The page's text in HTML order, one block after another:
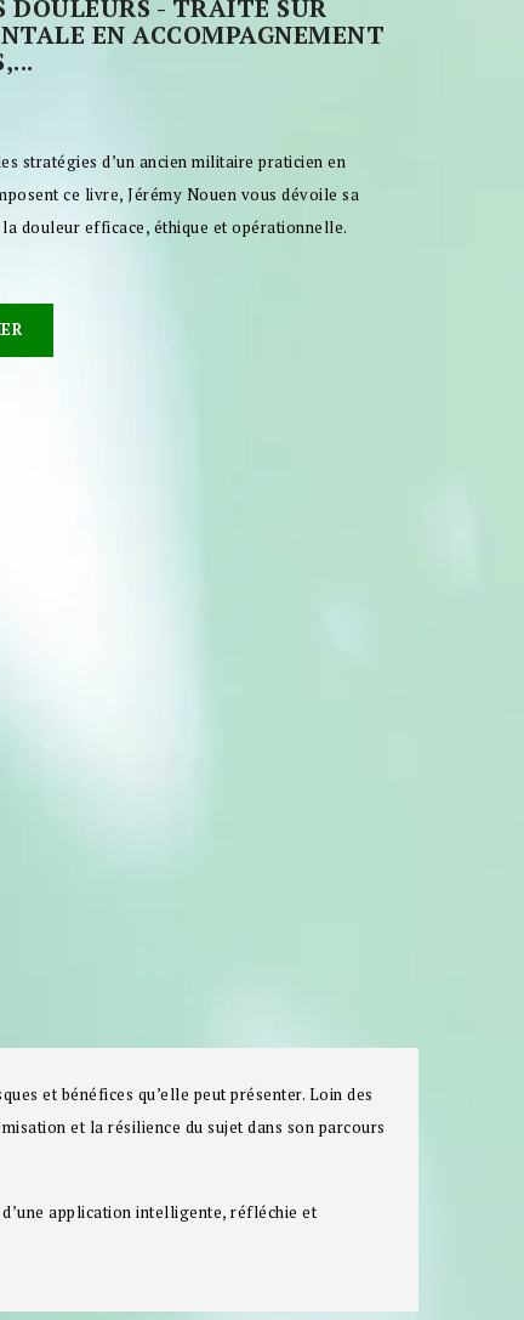
DOULEURS - TRAITÉ SUR
EN ACCOMPAGNEMENT
stratégies d’un ancien militaire praticien en
ce livre, Jérémy Nouen vous dévoile sa
douleur efficace, éthique et opérationnelle.
et bénéfices qu’elle peut présenter. Loin des
et la résilience du sujet dans son parcours
application intelligente, réfléchie et